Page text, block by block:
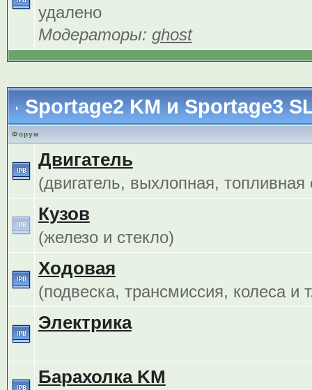
удалено
Модераторы: ghost
Sportage2 KM и Sportage3
Форум
Двигатель
(двигатель, выхлопная, топливная
Кузов
(железо и стекло)
Ходовая
(подвеска, трансмиссия, колеса и
Электрика
Барахолка KM